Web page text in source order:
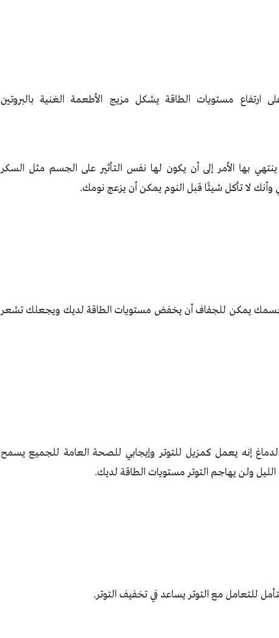
ارتفاع مستويات الطاقة يشكل مزيج الأطعمة الغنية بالبروتين
بها الأمر إلى أن يكون لها نفس التأثير على الجسم مثل السكر
لا تأكل شيئًا قبل النوم يمكن أن يزعج نومك.
جسمك يمكن للجفاف أن يخفض مستويات الطاقة لديك ويجعلك تشعر
إنه يعمل كمزيل للتوتر وإيجابي للصحة العامة للجميع يسمح
الليل ولن يهاجم التوتر مستويات الطاقة لديك.
للتعامل مع التوتر يساعد في تخفيف التوتر.